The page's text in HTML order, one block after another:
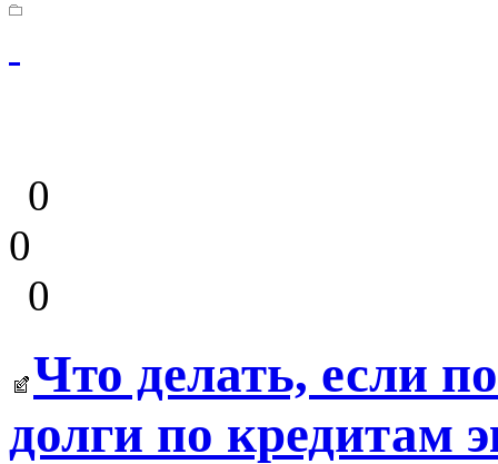
0
0
0
Что делать, если
долги по кредитам